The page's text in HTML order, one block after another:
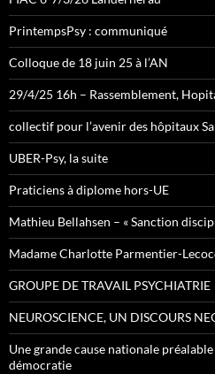
PrintempsPsy : communiqué
Colloque de 18 juin 25 à l’AN
29/4/25 16h – Rassemblement,
collectif pour l’avenir des hôpitaux
UBER-Psy, la suite
Praticiens à diplome hors-UE
Mathieu Bellahsen – « Sanction
Madame Charlotte Parmentier-
GROUPE DE TRAVAIL PSYCHIATRIE
NEUROSCIENCE, UN DISCOURS
Une grande cause nationale
démocratie